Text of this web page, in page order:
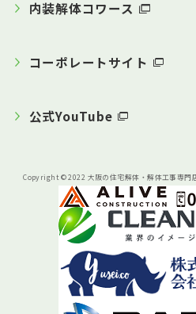
内装解体コワース
コーポレートサイト
公式YouTube
Copyright © 2022 大阪の住宅解体・解体工事専門